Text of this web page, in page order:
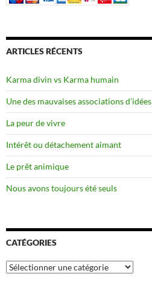
ARTICLES RÉCENTS
Karma divin vs Karma humain
Une des mauvaises associations d’idées
La peur de vivre
Intérêt ou détachement aimant
Le prêt animique
Nous avons toujours été seuls
CATÉGORIES
Catégories